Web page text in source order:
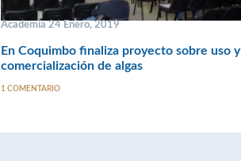
Academia 24 Enero, 2019
En Coquimbo finaliza proyecto sobre uso y
comercialización de algas
1 COMENTARIO